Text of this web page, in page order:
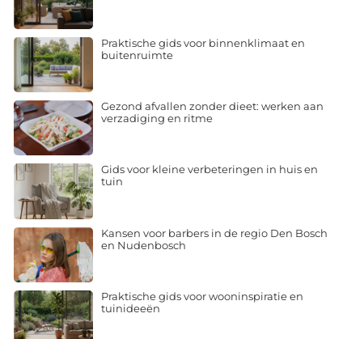
Praktische gids voor binnenklimaat en
buitenruimte
Gezond afvallen zonder dieet: werken aan
verzadiging en ritme
Gids voor kleine verbeteringen in huis en
tuin
Kansen voor barbers in de regio Den Bosch
en Nudenbosch
Praktische gids voor wooninspiratie en
tuinideeën